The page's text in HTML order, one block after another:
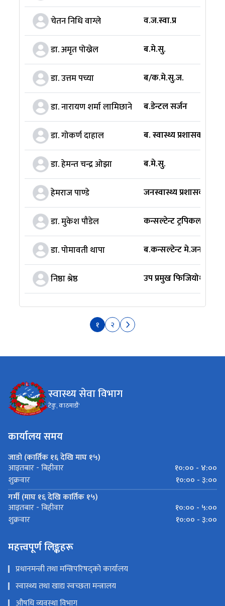
चेतन निधि वाग्ले व.ज.स्वा.प्र
डा. अमृत पोख्रेल ब.मे.सु.
डा. उत्तम पच्या ब/क.मे.सु.ज.
डा. नारायण शर्मा लामिछाने ब.डेन्टल सर्जन
डा. गोकर्ण दाहाल ब. स्वास्थ्य प्रशासक
डा. हेमन्त चन्द्र ओझा ब.मे.सु.
हेमराज पाण्डे जनस्वास्थ्य प्रशासक
डा. मुकेश पौडेल कन्सल्टेन्ट ट्रपिकल
डा. पोमावती थापा ब.कन्सल्टेन्ट मे.जनरलिष्ट
निष्ठा श्रेष्ठ उप प्रमुख फिजियोथेरापिष्ट
१ २
स्वास्थ्य सेवा विभाग
टेकु, काठमाडौं'
कार्यालय समय
जाडो (कार्तिक १६ देखि माघ १५)
आइतबार - बिहीवार
१०:०० - ४:००
शुक्रवार
१०:०० - ३:००
गर्मी (माघ १६ देखि कार्तिक १५)
आइतबार - बिहीवार
१०:०० - ५:००
शुक्रवार
१०:०० - ३:००
महत्त्वपूर्ण लिङ्कहरू
प्रधानमन्त्री तथा मन्त्रिपरिषद्को कार्यालय
स्वास्थ्य तथा खाद्य स्वच्छता मन्त्रालय
औषधि व्यवस्था विभाग